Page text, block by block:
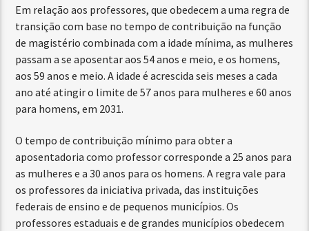
Em relação aos professores, que obedecem a uma regra de
transição com base no tempo de contribuição na função
de magistério combinada com a idade mínima, as mulheres
passam a se aposentar aos 54 anos e meio, e os homens,
aos 59 anos e meio. A idade é acrescida seis meses a cada
ano até atingir o limite de 57 anos para mulheres e 60 anos
para homens, em 2031.
O tempo de contribuição mínimo para obter a
aposentadoria como professor corresponde a 25 anos para
as mulheres e a 30 anos para os homens. A regra vale para
os professores da iniciativa privada, das instituições
federais de ensino e de pequenos municípios. Os
professores estaduais e de grandes municípios obedecem